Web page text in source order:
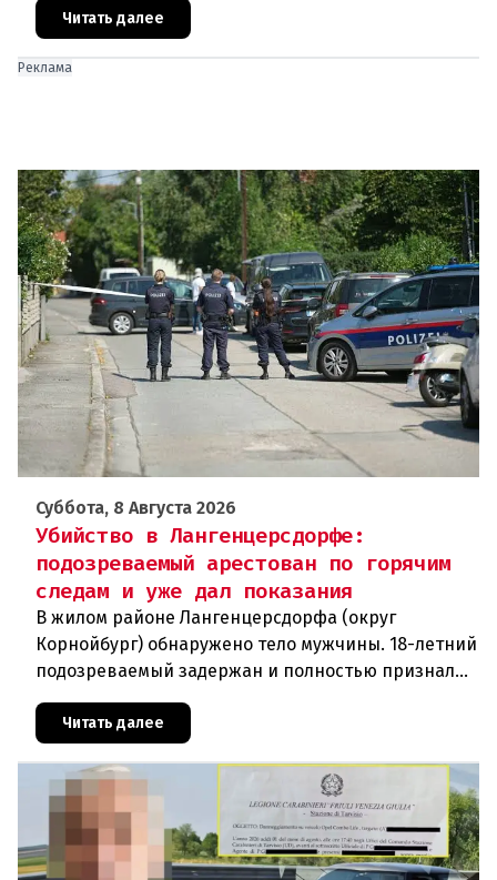
оказал ожесточённое сопротивле
Читать далее
Реклама
Суббота, 8 Августа 2026
Убийство в Лангенцерсдорфе:
подозреваемый арестован по горячим
следам и уже дал показания
В жилом районе Лангенцерсдорфа (округ
Корнойбург) обнаружено тело мужчины. 18-летний
подозреваемый задержан и полностью признал
свою вину. По данным следствия, преступление
могло быть совершено на поч
Читать далее